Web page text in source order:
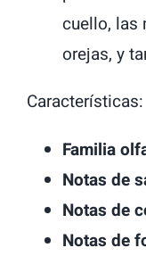
cuello, las
orejas, y
Características:
Familia
Notas de
Notas de
Notas de